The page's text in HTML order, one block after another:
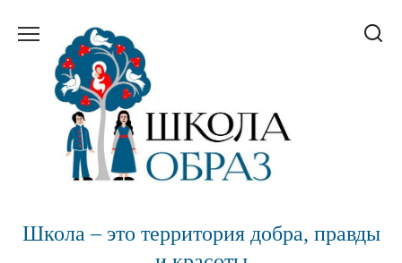
содержанию
Школа – это территория добра, правды